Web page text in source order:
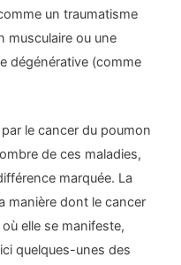
un traumatisme
musculaire ou une
dégénérative (comme
le cancer du poumon
de ces maladies,
marquée. La
manière dont le cancer
elle se manifeste,
quelques-unes des